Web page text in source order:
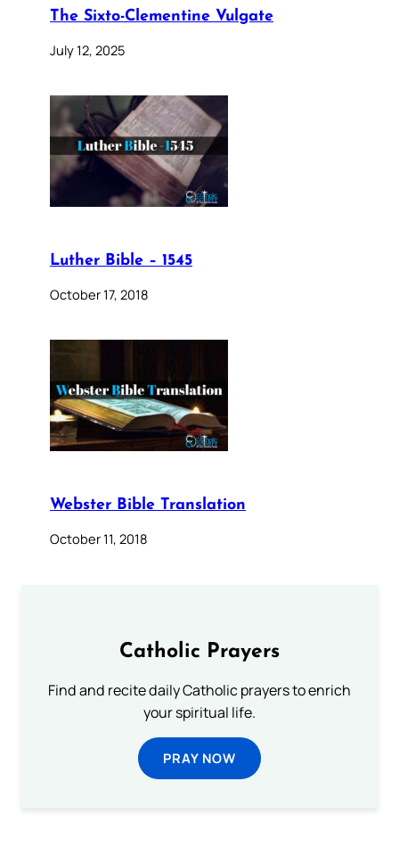
The Sixto-Clementine Vulgate
July 12, 2025
Luther Bible – 1545
October 17, 2018
Webster Bible Translation
October 11, 2018
Catholic Prayers
Find and recite daily Catholic prayers to enrich
your spiritual life.
PRAY NOW